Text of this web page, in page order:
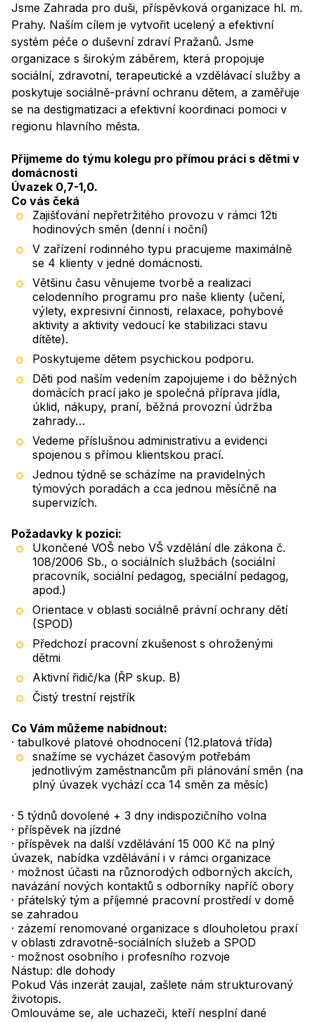
Jsme Zahrada pro duši, příspěvková organizace hl. m.
Prahy. Naším cílem je vytvořit ucelený a efektivní
systém péče o duševní zdraví Pražanů. Jsme
organizace s širokým záběrem, která propojuje
sociální, zdravotní, terapeutické a vzdělávací služby a
poskytuje sociálně-právní ochranu dětem, a zaměřuje
se na destigmatizaci a efektivní koordinaci pomoci v
regionu hlavního města.
Přijmeme do týmu kolegu pro přímou práci s dětmi v
domácnosti
Úvazek 0,7-1,0.
Co vás čeká
Zajišťování nepřetržitého provozu v rámci 12ti
hodinových směn (denní i noční)
V zařízení rodinného typu pracujeme maximálně
se 4 klienty v jedné domácnosti.
Většinu času věnujeme tvorbě a realizaci
celodenního programu pro naše klienty (učení,
výlety, expresivní činnosti, relaxace, pohybové
aktivity a aktivity vedoucí ke stabilizaci stavu
dítěte).
Poskytujeme dětem psychickou podporu.
Děti pod naším vedením zapojujeme i do běžných
domácích prací jako je společná příprava jídla,
úklid, nákupy, praní, běžná provozní údržba
zahrady…
Vedeme příslušnou administrativu a evidenci
spojenou s přímou klientskou prací.
Jednou týdně se scházíme na pravidelných
týmových poradách a cca jednou měsíčně na
supervizích.
Požadavky k pozici:
Ukončené VOŠ nebo VŠ vzdělání dle zákona č.
108/2006 Sb., o sociálních službách (sociální
pracovník, sociální pedagog, speciální pedagog,
apod.)
Orientace v oblasti sociálně právní ochrany dětí
(SPOD)
Předchozí pracovní zkušenost s ohroženými
dětmi
Aktivní řidič/ka (ŘP skup. B)
Čistý trestní rejstřík
Co Vám můžeme nabídnout:
· tabulkové platové ohodnocení (12.platová třída)
snažíme se vycházet časovým potřebám
jednotlivým zaměstnancům při plánování směn (na
plný úvazek vychází cca 14 směn za měsíc)
· 5 týdnů dovolené + 3 dny indispozičního volna
· příspěvek na jízdné
· příspěvek na další vzdělávání 15 000 Kč na plný
úvazek, nabídka vzdělávání i v rámci organizace
· možnost účasti na různorodých odborných akcích,
navázání nových kontaktů s odborníky napříč obory
· přátelský tým a příjemné pracovní prostředí v domě
se zahradou
· zázemí renomované organizace s dlouholetou praxí
v oblasti zdravotně-sociálních služeb a SPOD
· možnost osobního i profesního rozvoje
Nástup: dle dohody
Pokud Vás inzerát zaujal, zašlete nám strukturovaný
životopis.
Omlouváme se, ale uchazeči, kteří nesplní dané